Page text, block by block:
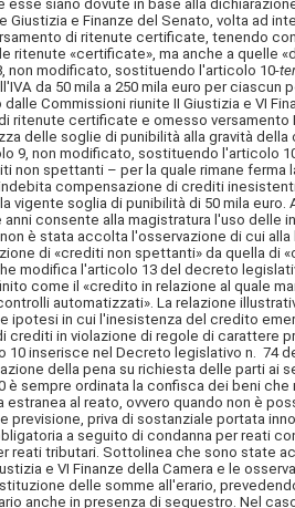
siano dovute in base alla
Giustizia e Finanze del Senato, volta ad
di ritenute certificate, tenendo
ritenute «certificate», ma anche a quelle
modificato, sostituendo l'articolo 10-
da 50 mila a 250 mila euro per
Commissioni riunite II Giustizia e VI
ritenute certificate e omesso
delle soglie di punibilità alla gravità
9, non modificato, sostituendo l'articolo
non spettanti – per la quale rimane ferma
compensazione di crediti
vigente soglia di punibilità di 50 mila
anni consente alla magistratura l'uso
è stata accolta l'osservazione di cui
di «crediti non spettanti» da quella
modifica l'articolo 13 del decreto
come il «credito in relazione al quale
automatizzati». La relazione
ipotesi in cui l'inesistenza del credito
crediti in violazione di regole di
inserisce nel Decreto legislativo n. 74
della pena su richiesta delle parti ai
è sempre ordinata la confisca dei beni
estranea al reato, ovvero quando non è
previsione, priva di sostanziale portata
a seguito di condanna per reati
reati tributari. Sottolineache sono state
e VI Finanze della Camera e le
delle somme all'erario,
anche in presenza di sequestro. Nel